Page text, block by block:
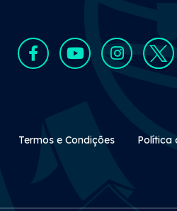
Rodapé
Termos e Condições Política